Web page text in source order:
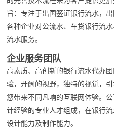
旨：专注于出国签证银行流水，
各种企业对公流水、车贷银行流
流水服务。
企业服务团队
高素质、高创新的银行流水代办
验，开阔的视野，独特的视觉，
您带来不同凡响的互联网体验。
计经验的专业人才组成，在银行
设计能力及制作能力。